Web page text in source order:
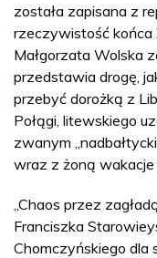
została zapisana z
rzeczywistość końca
Małgorzata Wolska
przedstawia drogę,
przebyć dorożką z
Połągi, litewskiego
zwanym
wraz z żoną
„Chaos przez
Franciszka
Chomczyńskiego dla